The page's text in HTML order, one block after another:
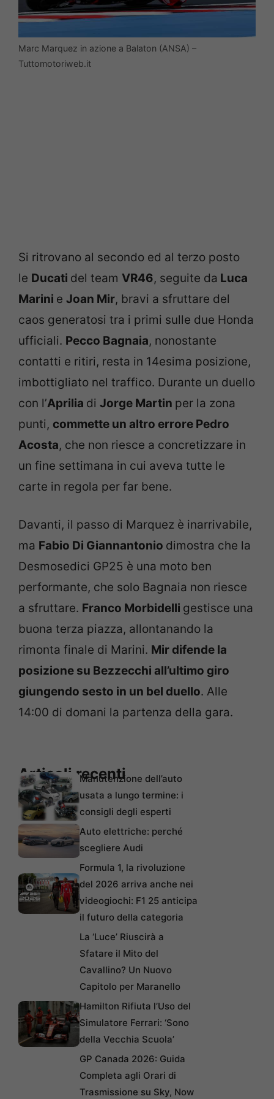
Marc Marquez in azione a Balaton (ANSA) –
Tuttomotoriweb.it
Si ritrovano al secondo ed al terzo posto
le Ducati del team VR46, seguite da Luca
Marini e Joan Mir, bravi a sfruttare del
caos generatosi tra i primi sulle due Honda
ufficiali. Pecco Bagnaia, nonostante
contatti e ritiri, resta in 14esima posizione,
imbottigliato nel traffico. Durante un duello
con l’Aprilia di Jorge Martin per la zona
punti, commette un altro errore Pedro
Acosta, che non riesce a concretizzare in
un fine settimana in cui aveva tutte le
carte in regola per far bene.
Davanti, il passo di Marquez è inarrivabile,
ma Fabio Di Giannantonio dimostra che la
Desmosedici GP25 è una moto ben
performante, che solo Bagnaia non riesce
a sfruttare. Franco Morbidelli gestisce una
buona terza piazza, allontanando la
rimonta finale di Marini. Mir difende la
posizione su Bezzecchi all’ultimo giro
giungendo sesto in un bel duello. Alle
14:00 di domani la partenza della gara.
Articoli recentiManutenzione dell’auto
usata a lungo termine: i
consigli degli esperti
Auto elettriche: perché
scegliere Audi
Formula 1, la rivoluzione
del 2026 arriva anche nei
videogiochi: F1 25 anticipa
il futuro della categoria
La ‘Luce’ Riuscirà a
Sfatare il Mito del
Cavallino? Un Nuovo
Capitolo per Maranello
Hamilton Rifiuta l’Uso del
Simulatore Ferrari: ‘Sono
della Vecchia Scuola’
GP Canada 2026: Guida
Completa agli Orari di
Trasmissione su Sky, Now